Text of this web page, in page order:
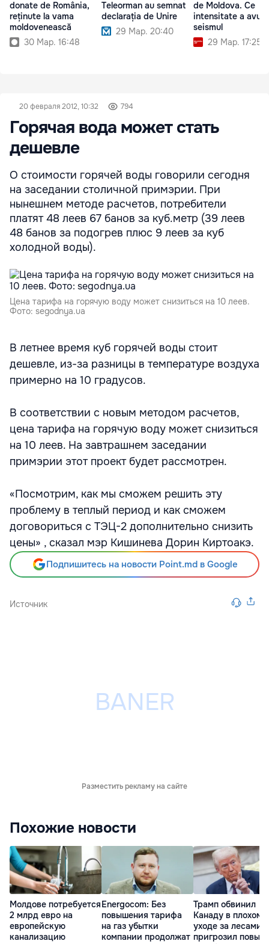
donate de România,
reținute la vama
moldovenească
30 Мар. 16:48
Teleorman au semnat
declarația de Unire
29 Мар. 20:40
de Moldova. Ce
intensitate a avut
seismul
29 Мар. 17:25
20 февраля 2012, 10:32 794
Горячая вода может стать
дешевле
О стоимости горячей воды говорили сегодня
на заседании столичной примэрии. При
нынешнем методе расчетов, потребители
платят 48 леев 67 банов за куб.метр (39 леев
48 банов за подогрев плюс 9 леев за куб
холодной воды).
Цена тарифа на горячую воду может снизиться на 10 леев.
Фото: segodnya.ua
В летнее время куб горячей воды стоит
дешевле, из-за разницы в температуре воздуха
примерно на 10 градусов.
В соответствии с новым методом расчетов,
цена тарифа на горячую воду может снизиться
на 10 леев. На завтрашнем заседании
примэрии этот проект будет рассмотрен.
«Посмотрим, как мы сможем решить эту
проблему в теплый период и как сможем
договориться с ТЭЦ-2 дополнительно снизить
цены» , сказал мэр Кишинева Дорин Киртоакэ.
Подпишитесь на новости Point.md в Google
Источник
Разместить рекламу на сайте
Похожие новости
Молдове потребуется
2 млрд евро на
европейскую
канализацию
Energocom: Без
повышения тарифа
на газ убытки
компании продолжат
Трамп обвинил
Канаду в плохом
уходе за лесами и
пригрозил